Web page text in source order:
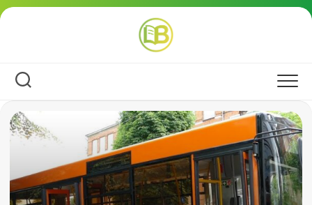
Перейти